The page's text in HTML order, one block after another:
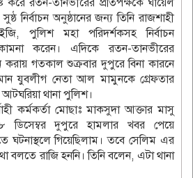
নির্বাচন অনুষ্ঠানের জন্য তিনি রাজশাহী
পুলিশ মহা পরিদর্শকসহ নির্বাচন
করেন। এদিকে রতন-তানভীরের
করায় গতকাল শুক্রবার দুপুরে বিনা কারনে
যুবলীগ নেতা আল মামুনকে গ্রেফতার
থানা পুলিশ।
কর্মকর্তা মোছাঃ মাকসুদা আক্তার মাসু
ডিসেম্বর দুপুরে হামলার খবর পেয়ে
ঘটনাস্থলে গিয়েছিলাম। তবে সেলিম এর
বলতে রাজি হননি। তিনি বলেন, এটা থানা